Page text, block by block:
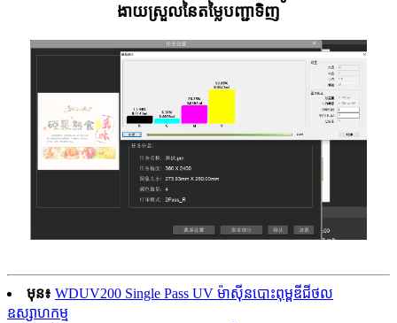
ងាយស្រួលនៃតម្លៃបញ្ជាទិញ
មុន៖ WDUV200 Single Pass UV ម៉ាស៊ីនបោះពុម្ពឌីជីថល
ឧស្សាហកម្ម